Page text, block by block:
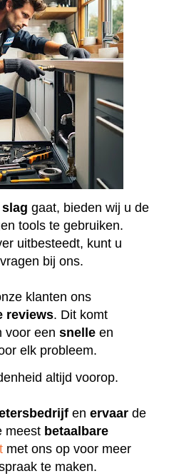
slag gaat, bieden wij u de
tools te gebruiken.
uitbesteedt, kunt u
bij ons.
klanten ons
reviews. Dit komt
voor een snelle en
elk probleem.
altijd voorop.
en ervaar de
meest betaalbare
met ons op voor meer
te maken.